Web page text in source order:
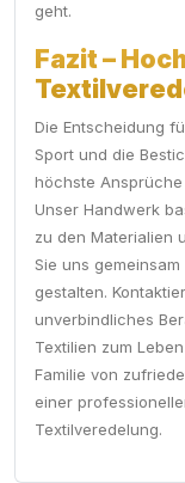
geht.
Fazit –
Die Entscheidung
Sport und die
höchste
Unser Handwerk
zu den Materialien
Sie uns
gestalten.
unverbindliches
Textilien zum
Familie von
einer
Textilveredelung.